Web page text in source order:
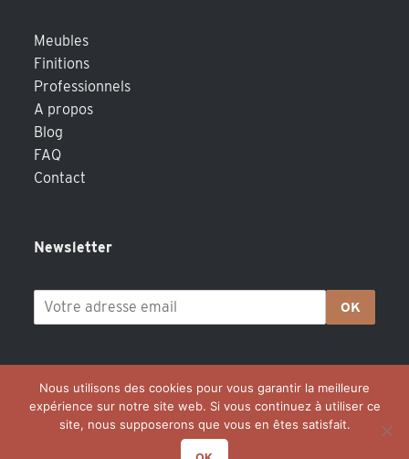
Meubles
Finitions
Professionnels
A propos
Blog
FAQ
Contact
Newsletter
OK
Nous utilisons des cookies pour vous garantir la meilleure
expérience sur notre site web. Si vous continuez à utiliser ce
site, nous supposerons que vous en êtes satisfait.